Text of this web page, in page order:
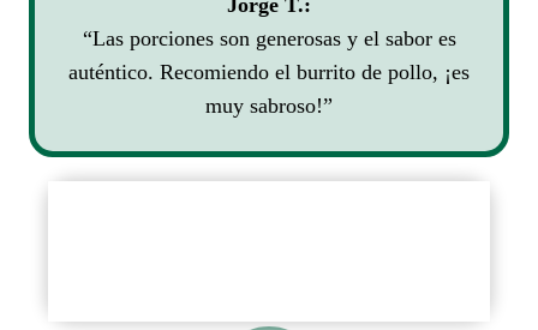
“Las porciones son generosas y el sabor es
auténtico. Recomiendo el burrito de pollo, ¡es
muy sabroso!”